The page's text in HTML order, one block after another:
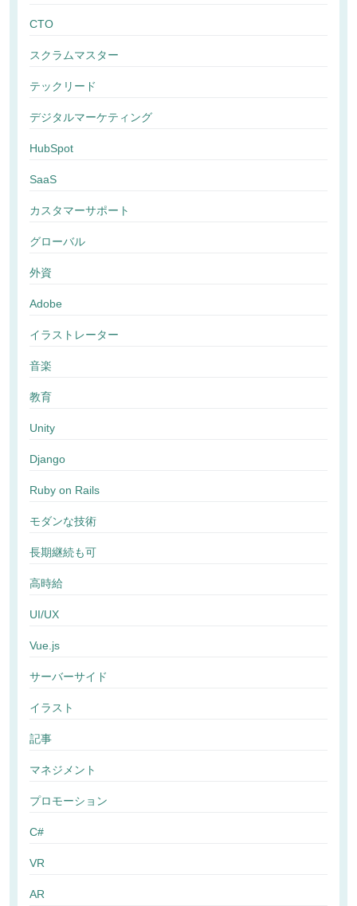
CTO
スクラムマスター
テックリード
デジタルマーケティング
HubSpot
SaaS
カスタマーサポート
グローバル
外資
Adobe
イラストレーター
音楽
教育
Unity
Django
Ruby on Rails
モダンな技術
長期継続も可
高時給
UI/UX
Vue.js
サーバーサイド
イラスト
記事
マネジメント
プロモーション
C#
VR
AR